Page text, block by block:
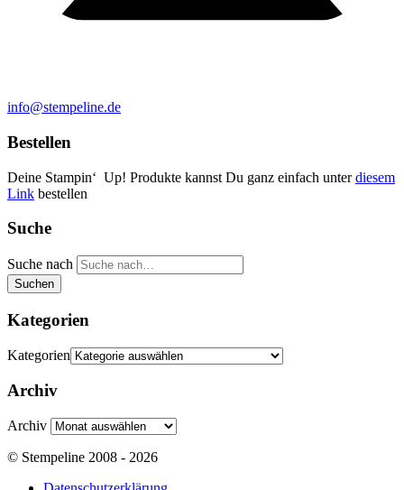
info@stempeline.de
Bestellen
Deine Stampin‘ Up! Produkte kannst Du ganz einfach unterdiesem
Link bestellen
Suche
Suche nach
Suchen
Kategorien
Kategorien
Archiv
Archiv
© Stempeline 2008 - 2026